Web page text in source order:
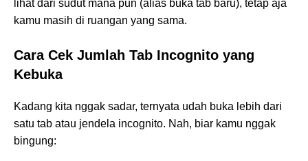
lihat dari sudut mana pun (alias buka tab baru), tetap aja
kamu masih di ruangan yang sama.
Cara Cek Jumlah Tab Incognito yang
Kebuka
Kadang kita nggak sadar, ternyata udah buka lebih dari
satu tab atau jendela incognito. Nah, biar kamu nggak
bingung: